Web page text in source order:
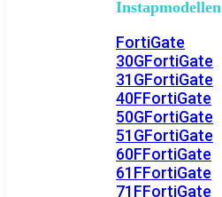
Instapmodellen
FortiGate
30GFortiGate
31GFortiGate
40FFortiGate
50GFortiGate
51GFortiGate
60FFortiGate
61FFortiGate
71FFortiGate